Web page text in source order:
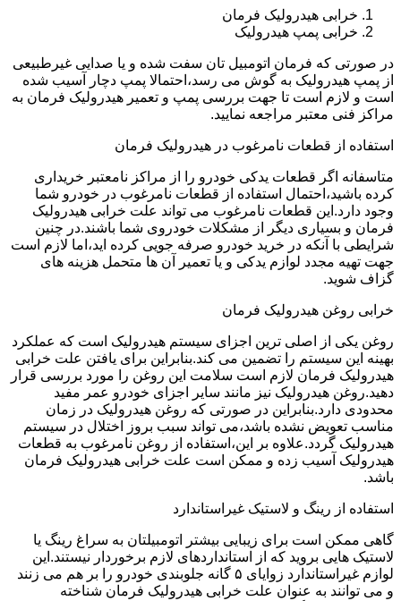
خرابی هیدرولیک فرمان
خرابی پمپ هیدرولیک
در صورتی که فرمان اتومبیل تان سفت شده و یا صدایی غیرطبیعی
از پمپ هیدرولیک به گوش می رسد،احتمالا پمپ دچار آسیب شده
است و لازم است تا جهت بررسی پمپ و تعمیر هیدرولیک فرمان به
مراکز فنی معتبر مراجعه نمایید.
استفاده از قطعات نامرغوب در هیدرولیک فرمان
متاسفانه اگر قطعات یدکی خودرو را از مراکز نامعتبر خریداری
کرده باشید،احتمال استفاده از قطعات نامرغوب در خودرو شما
وجود دارد.این قطعات نامرغوب می تواند علت خرابی هیدرولیک
فرمان و بسیاری دیگر از مشکلات خودروی شما باشند.در چنین
شرایطی با آنکه در خرید خودرو صرفه جویی کرده اید،اما لازم است
جهت تهیه مجدد لوازم یدکی و یا تعمیر آن ها متحمل هزینه های
گزاف شوید.
خرابی روغن هیدرولیک فرمان
روغن یکی از اصلی ترین اجزای سیستم هیدرولیک است که عملکرد
بهینه این سیستم را تضمین می کند.بنابراین برای یافتن علت خرابی
هیدرولیک فرمان لازم است سلامت این روغن را مورد بررسی قرار
دهید.روغن هیدرولیک نیز مانند سایر اجزای خودرو عمر مفید
محدودی دارد.بنابراین در صورتی که روغن هیدرولیک در زمان
مناسب تعویض نشده باشد،می تواند سبب بروز اختلال در سیستم
هیدرولیک گردد.علاوه بر این،استفاده از روغن نامرغوب به قطعات
هیدرولیک آسیب زده و ممکن است علت خرابی هیدرولیک فرمان
باشد.
استفاده از رینگ و لاستیک غیراستاندارد
گاهی ممکن است برای زیبایی بیشتر اتومبیلتان به سراغ رینگ یا
لاستیک هایی بروید که از استانداردهای لازم برخوردار نیستند.این
لوازم غیراستاندارد زوایای ۵ گانه جلوبندی خودرو را بر هم می زنند
و می توانند به عنوان علت خرابی هیدرولیک فرمان شناخته